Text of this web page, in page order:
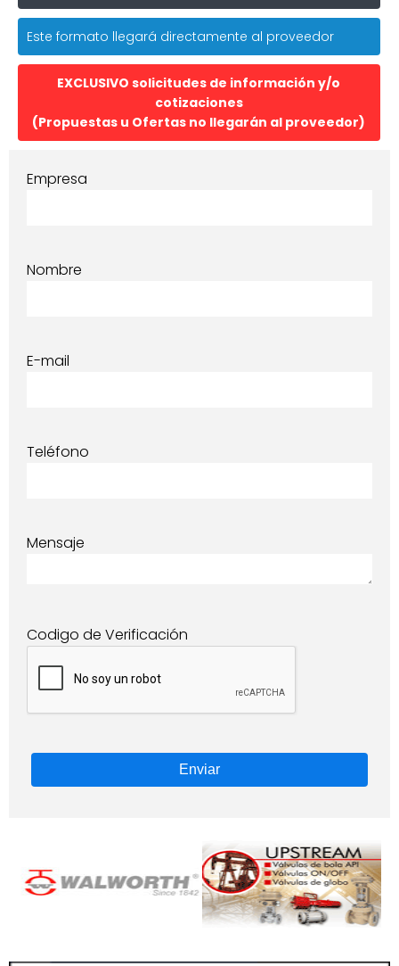
Este formato llegará directamente al proveedor
EXCLUSIVO solicitudes de información y/o
cotizaciones
(Propuestas u Ofertas no llegarán al proveedor)
Empresa
Nombre
E-mail
Teléfono
Mensaje
Codigo de Verificación
Enviar